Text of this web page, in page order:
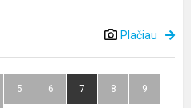
Plačiau
5 6 7 8 9